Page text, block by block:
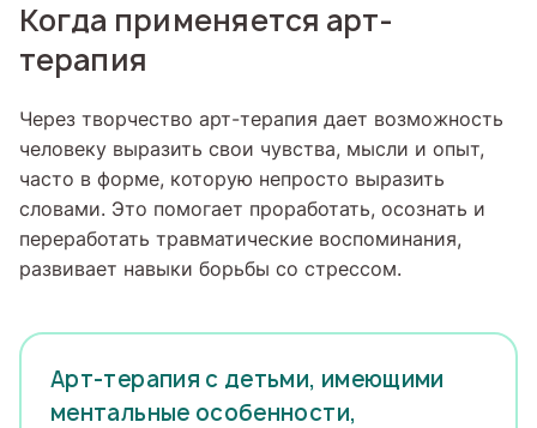
Когда применяется арт-
терапия
Через творчество арт-терапия дает возможность
человеку выразить свои чувства, мысли и опыт,
часто в форме, которую непросто выразить
словами. Это помогает проработать, осознать и
переработать травматические воспоминания,
развивает навыки борьбы со стрессом.
Арт-терапия с детьми, имеющими
ментальные особенности,